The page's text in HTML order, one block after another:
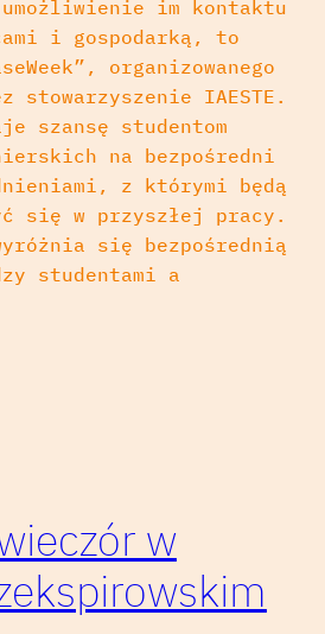
im kontaktu
i gospodarką, to
organizowanego
IAESTE.
szansę studentom
na bezpośredni
z którymi będą
się w przyszłej pracy.
się bezpośrednią
studentami a
w